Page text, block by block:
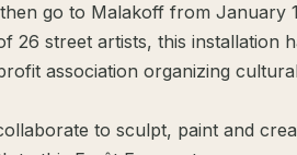
go to Malakoff from January
26 street artists, this installation
association organizing
to sculpt, paint and